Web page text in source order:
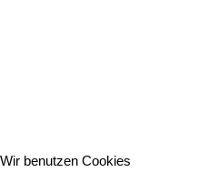
Wir benutzen Cookies